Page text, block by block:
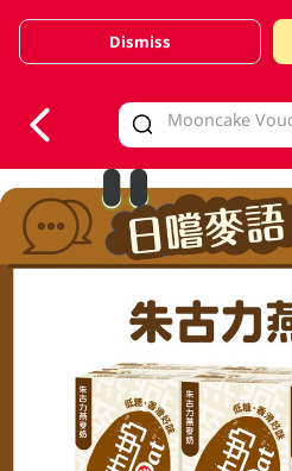
Valid Until 30 June 2026
Dismiss